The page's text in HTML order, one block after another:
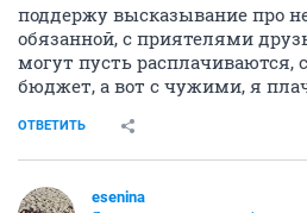
поддержу высказывание про
обязанной, с приятелями
могут пусть расплачиваются,
бюджет, а вот с чужими, я
ОТВЕТИТЬ
esenina